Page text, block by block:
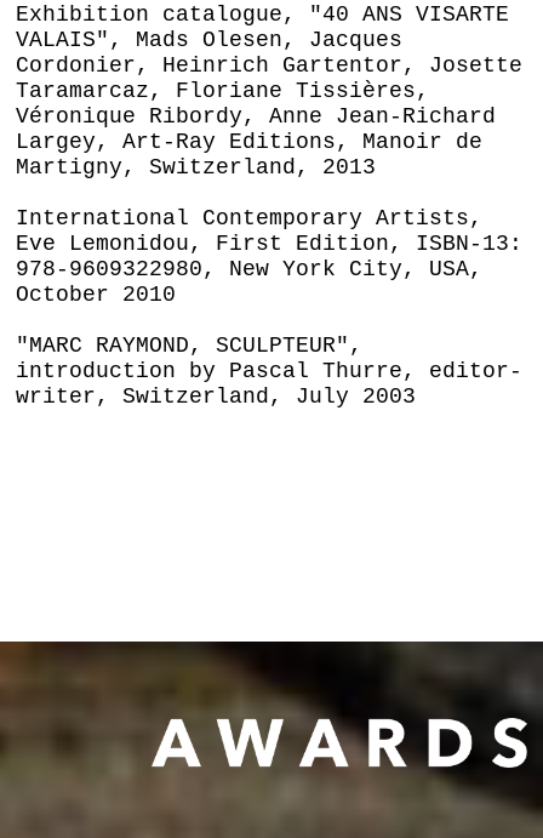
Exhibition catalogue, "40 ANS VISARTE
VALAIS", Mads Olesen, Jacques
Cordonier, Heinrich Gartentor, Josette
Taramarcaz, Floriane Tissières,
Véronique Ribordy, Anne Jean-Richard
Largey, Art-Ray Editions, Manoir de
Martigny, Switzerland, 2013
International Contemporary Artists,
Eve Lemonidou, First Edition, ISBN-13:
978-9609322980, New York City, USA,
October 2010
"MARC RAYMOND, SCULPTEUR",
introduction by Pascal Thurre, editor-
writer, Switzerland, July 2003